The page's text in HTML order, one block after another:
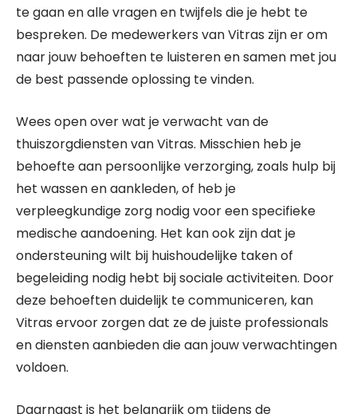
te gaan en alle vragen en twijfels die je hebt te
bespreken. De medewerkers van Vitras zijn er om
naar jouw behoeften te luisteren en samen met jou
de best passende oplossing te vinden.
Wees open over wat je verwacht van de
thuiszorgdiensten van Vitras. Misschien heb je
behoefte aan persoonlijke verzorging, zoals hulp bij
het wassen en aankleden, of heb je
verpleegkundige zorg nodig voor een specifieke
medische aandoening. Het kan ook zijn dat je
ondersteuning wilt bij huishoudelijke taken of
begeleiding nodig hebt bij sociale activiteiten. Door
deze behoeften duidelijk te communiceren, kan
Vitras ervoor zorgen dat ze de juiste professionals
en diensten aanbieden die aan jouw verwachtingen
voldoen.
Daarnaast is het belangrijk om tijdens de